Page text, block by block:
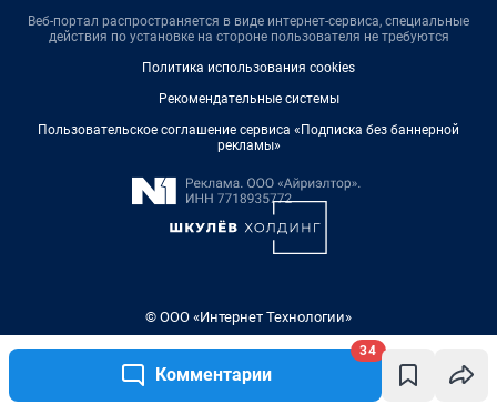
Комментарии
34
Веб-портал распространяется в виде интернет-сервиса, специальные
действия по установке на стороне пользователя не требуются
Политика использования cookies
Рекомендательные системы
Пользовательское соглашение сервиса «Подписка без баннерной
рекламы»
© ООО «Интернет Технологии»